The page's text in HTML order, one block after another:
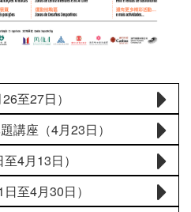
至27日）
講座（4月23日）
4月13日）
至4月30日）